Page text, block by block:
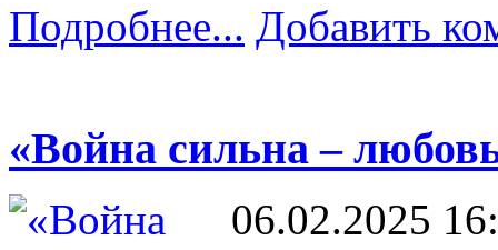
Подробнее... Добавить
«Война сильна –
06.02.2025